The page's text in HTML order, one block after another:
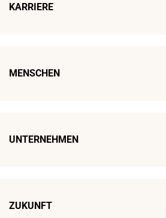
KARRIERE
MENSCHEN
UNTERNEHMEN
ZUKUNFT